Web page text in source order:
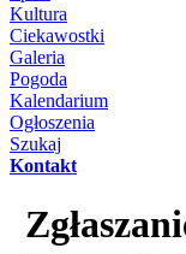
Kultura
Ciekawostki
Galeria
Pogoda
Kalendarium
Ogłoszenia
Szukaj
Kontakt